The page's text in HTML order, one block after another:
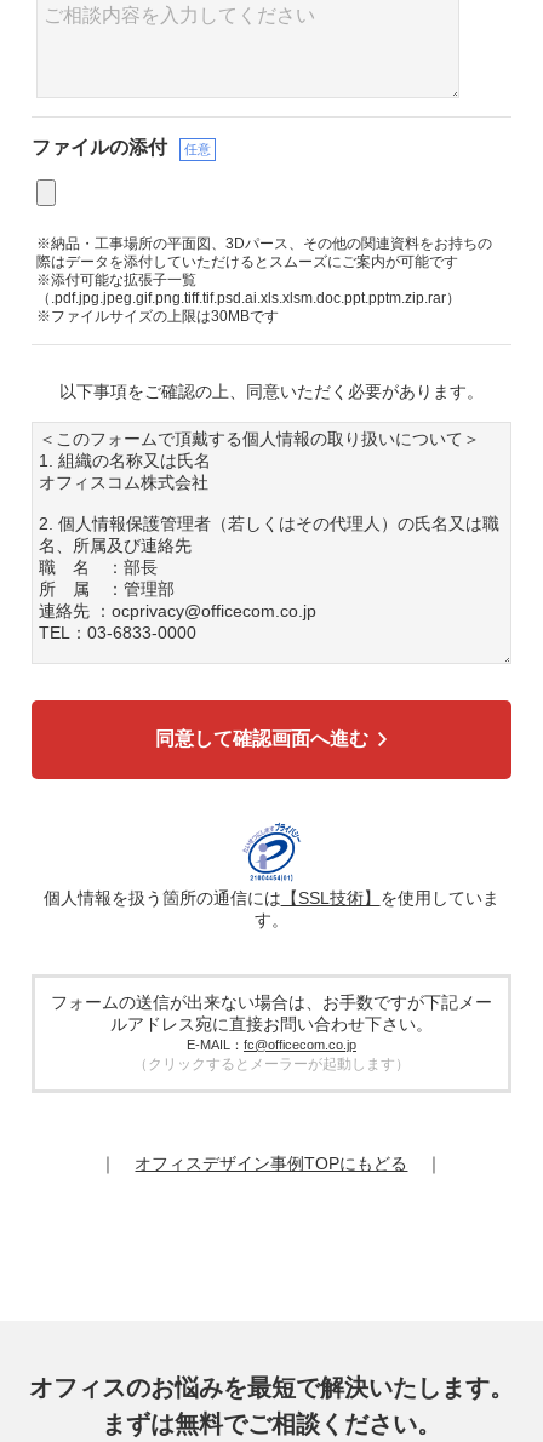
ファイルの添付 任意
※納品・工事場所の平面図、3Dパース、その他の関連資料をお持ちの
際はデータを添付していただけるとスムーズにご案内が可能です
※添付可能な拡張子一覧
（.pdf.jpg.jpeg.gif.png.tiff.tif.psd.ai.xls.xlsm.doc.ppt.pptm.zip.rar）
※ファイルサイズの上限は30MBです
以下事項をご確認の上、同意いただく必要があります。
＜このフォームで頂戴する個人情報の取り扱いについて＞
1. 組織の名称又は氏名
オフィスコム株式会社
2. 個人情報保護管理者（若しくはその代理人）の氏名又は職
名、所属及び連絡先
職 名 ：部長
所 属 ：管理部
連絡先 ：ocprivacy@officecom.co.jp
TEL：03-6833-0000
各種お問い合わせ対応のため
広告配信の効率化、マーケティング活動などのために、氏
を、ハッシュ化などの適切なセキュリティ対策を施した上
で、広告配信サービス提供事業者に提供する場合がありま
す。提供した個人情報は、広告配信サービス提供事業者のプ
ライバシーポリシーに基づき取り扱われます。
5. 個人情報の取り扱い業務の委託
場合があります。その際、弊社は、個人情報を適切に保護で
きる管理体制を敷き実行していることを条件として委託先を
厳選したうえで、機密保持契約を委託先と締結し、お客様の
個人情報を厳密に管理させます。
提供記録の開示を請求することができます。
7. 個人情報を提供されることの任意性
お客様がご自身の個人情報を弊社に提供されるか否かはお客
同意して確認画面へ進む
個人情報を扱う箇所の通信には 【SSL技術】 を使用していま
す。
フォームの送信が出来ない場合は、お手数ですが下記メー
ルアドレス宛に直接お問い合わせ下さい。
E-MAIL： fc@officecom.co.jp
（クリックするとメーラーが起動します）
｜ オフィスデザイン事例TOPにもどる ｜
オフィスのお悩みを最短で解決いたします。
まずは無料でご相談ください。